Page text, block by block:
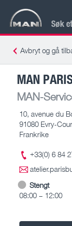
Søk
Avbryt og gå
MAN
MAN-
10, avenue du
91080 Evry-
Frankrike
+33(0) 6 84
Stengt
08:00 – 12:00